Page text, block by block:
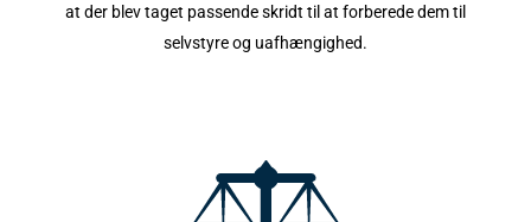
at der blev taget passende skridt til at forberede dem til
selvstyre og uafhængighed.